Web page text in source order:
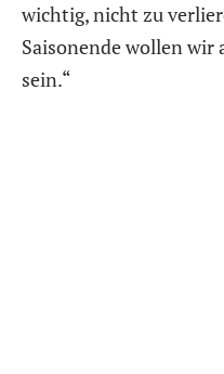
wichtig, nicht zu
Saisonende wollen wir
sein.“